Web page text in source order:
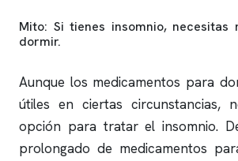
Mito: Si tienes insomnio, necesitas
dormir.
Aunque los medicamentos para
útiles en ciertas circunstancias,
opción para tratar el insomnio.
prolongado de medicamentos